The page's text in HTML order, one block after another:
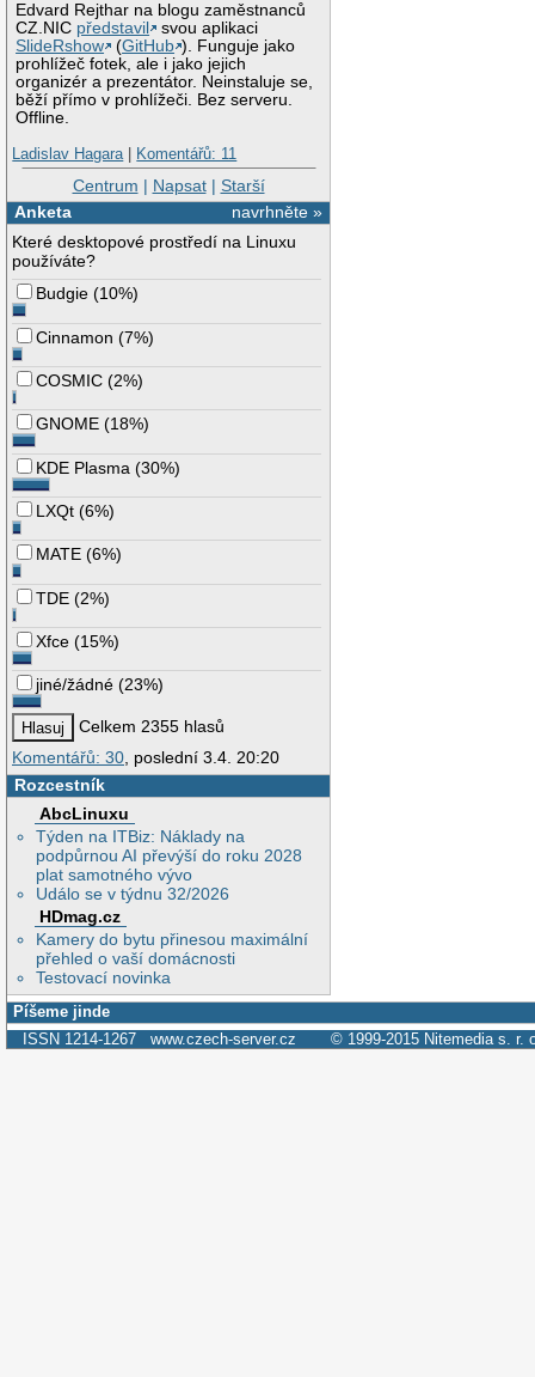
Edvard Rejthar na blogu zaměstnanců
CZ.NIC představil
svou aplikaci
SlideRshow
(GitHub ). Funguje jako
prohlížeč fotek, ale i jako jejich
organizér a prezentátor. Neinstaluje se,
běží přímo v prohlížeči. Bez serveru.
Offline.
Ladislav Hagara| Komentářů: 11
Centrum | Napsat| Starší
navrhněte »
Anketa
Které desktopové prostředí na Linuxu
používáte?
Budgie (10%)
Cinnamon (7%)
COSMIC (2%)
GNOME (18%)
KDE Plasma (30%)
LXQt (6%)
MATE (6%)
TDE (2%)
Xfce (15%)
jiné/žádné (23%)
Celkem 2355 hlasů
Komentářů: 30 , poslední 3.4. 20:20
Rozcestník
AbcLinuxu
Týden na ITBiz: Náklady na
podpůrnou AI převýší do roku 2028
plat samotného vývo
Událo se v týdnu 32/2026
HDmag.cz
Kamery do bytu přinesou maximální
přehled o vaší domácnosti
Testovací novinka
Píšeme jinde
ISSN 1214-1267 www.czech-server.cz © 1999-2015 Nitemedia s. r.